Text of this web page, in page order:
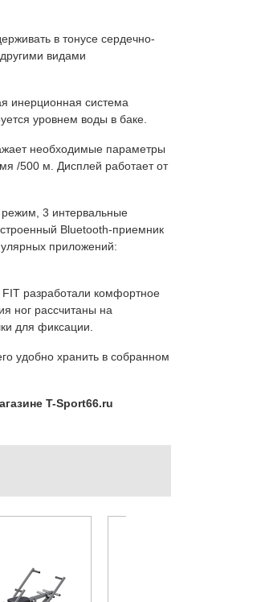
в тонусе сердечно-
видами
инерционная система
уровнем воды в баке.
необходимые параметры
/500 м. Дисплей работает от
режим, 3 интервальные
Bluetooth-приемник
приложений:
разработали комфортное
ног рассчитаны на
для фиксации.
удобно хранить в собранном
T-Sport66.ru